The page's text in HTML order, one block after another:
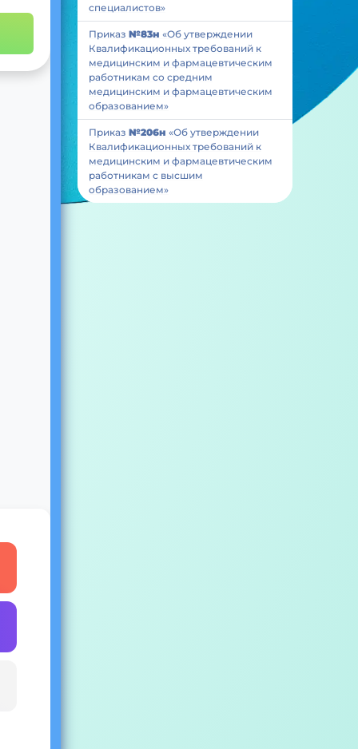
специалистов»
Приказ №83н «Об утверждении
Квалификационных требований к
медицинским и фармацевтическим
работникам со средним
медицинским и фармацевтическим
образованием»
Приказ №206н «Об утверждении
Квалификационных требований к
медицинским и фармацевтическим
работникам с высшим
образованием»